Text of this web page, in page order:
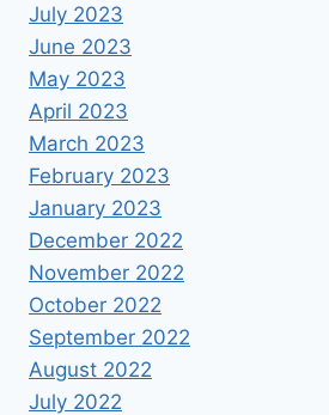
July 2023
June 2023
May 2023
April 2023
March 2023
February 2023
January 2023
December 2022
November 2022
October 2022
September 2022
August 2022
July 2022